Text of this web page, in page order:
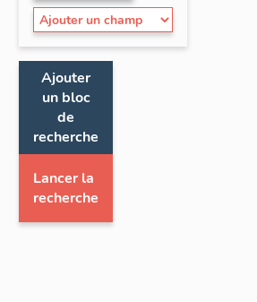
Ajouter
un bloc
de
recherche
Lancer la
recherche